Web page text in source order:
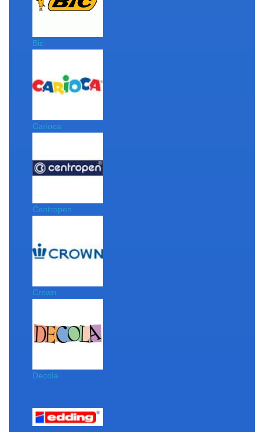
Bic
Carioca
Centropen
Crown
Decola